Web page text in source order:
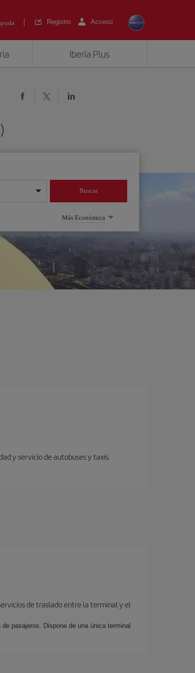
Registro Acceso
Iberia Plus
Buscar
Más Económica
y servicio de autobuses y taxis.
de traslado entre la terminal y el
pasajeros. Dispone de una única terminal